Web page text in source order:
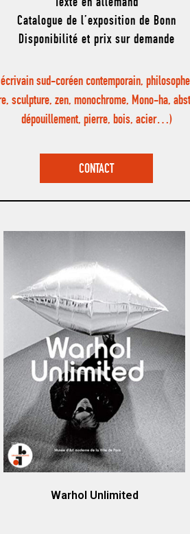
Texte en allemand
Catalogue de l’exposition de Bonn
Disponibilité et prix sur demande
sud-coréen contemporain,
sculpture, zen, monochrome, Mono-ha,
dépouillement, pierre, bois, acier…)
CONTACT
Warhol Unlimited